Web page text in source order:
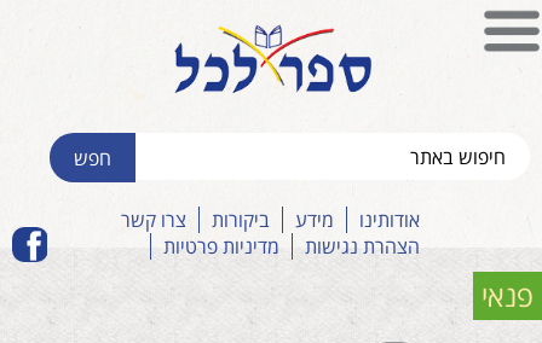
אודותינו מידע ביקורות
צרו קשר
הצהרת נגישות
מדיניות פרטיות
פנאי